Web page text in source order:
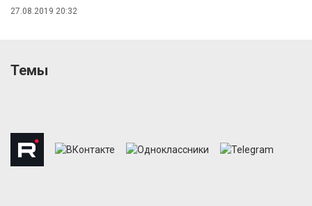
27.08.2019 20:32
Темы